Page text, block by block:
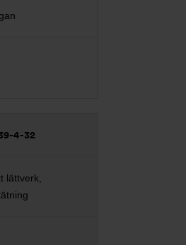
4-32
lättverk,